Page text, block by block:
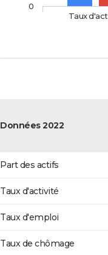
Taux
0
Données 2022
Part des actifs
Taux d'activité
Taux d'emploi
Taux de chômage